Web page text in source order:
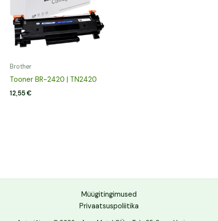
Brother
Tooner BR-2420 | TN2420
12,55€
Müügitingimused
Privaatsuspoliitika